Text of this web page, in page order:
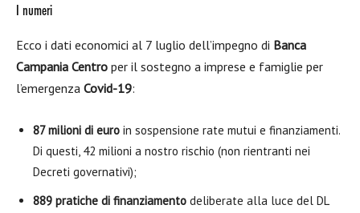
I numeri
Ecco i dati economici al 7 luglio dell’impegno di Banca
Campania Centro per il sostegno a imprese e famiglie per
l’emergenza Covid-19:
87 milioni di euro in sospensione rate mutui e finanziamenti.
Di questi, 42 milioni a nostro rischio (non rientranti nei
Decreti governativi);
889 pratiche di finanziamento deliberate alla luce del DL